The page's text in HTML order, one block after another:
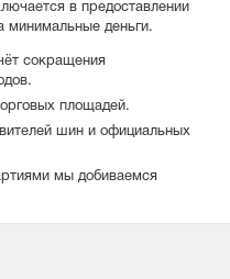
в предоставлении
минимальные деньги.
сокращения
площадей.
шин и официальных
мы добиваемся